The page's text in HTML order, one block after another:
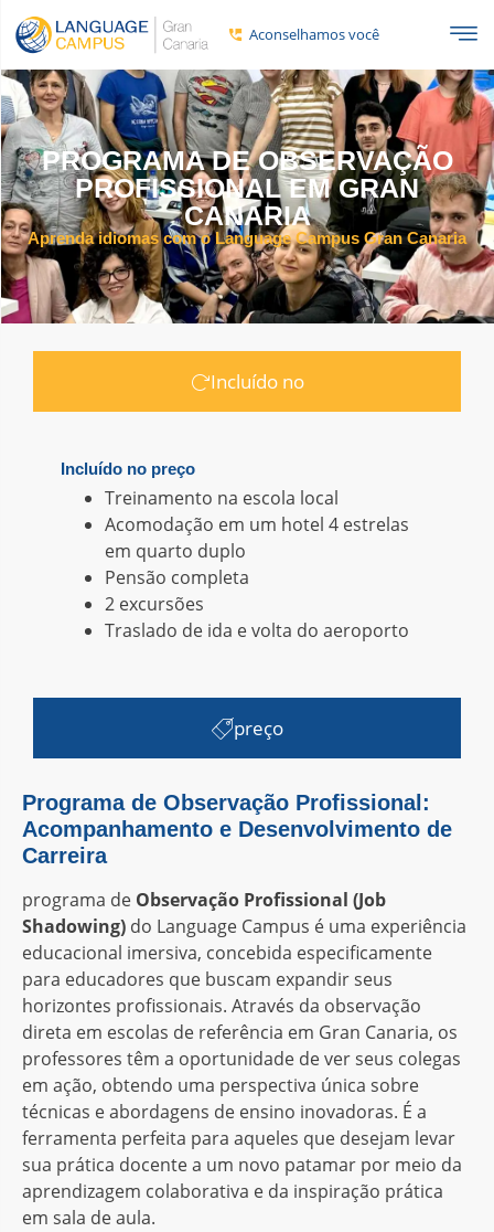
Aconselhamos você
PROGRAMA DE OBSERVAÇÃO
PROFISSIONAL EM GRAN
CANARIA
Aprenda idiomas com o Language Campus Gran Canaria
Incluído no
preço
Incluído no preço
Treinamento na escola local
Acomodação em um hotel 4 estrelas
em quarto duplo
Pensão completa
2 excursões
Traslado de ida e volta do aeroporto
Programa de Observação Profissional:
Acompanhamento e Desenvolvimento de
Carreira
programa de Observação Profissional (Job
Shadowing) do Language Campus é uma experiência
educacional imersiva, concebida especificamente
para educadores que buscam expandir seus
horizontes profissionais. Através da observação
direta em escolas de referência em Gran Canaria, os
professores têm a oportunidade de ver seus colegas
em ação, obtendo uma perspectiva única sobre
técnicas e abordagens de ensino inovadoras. É a
ferramenta perfeita para aqueles que desejam levar
sua prática docente a um novo patamar por meio da
aprendizagem colaborativa e da inspiração prática
em sala de aula.